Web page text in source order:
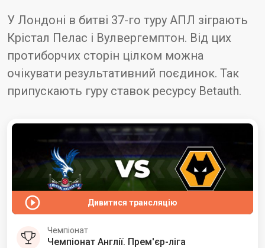
У Лондоні в битві 37-го туру АПЛ зіграють
Крістал Пелас і Вулвергемптон. Від цих
протиборчих сторін цілком можна
очікувати результативний поєдинок. Так
припускають гуру ставок ресурсу Betauth.
Дивитися трансляцію
Чемпіонат
Чемпіонат Англії. Прем'єр-ліга